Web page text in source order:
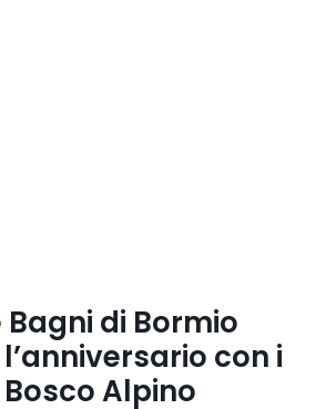
Bagni di Bormio
con i
Alpino